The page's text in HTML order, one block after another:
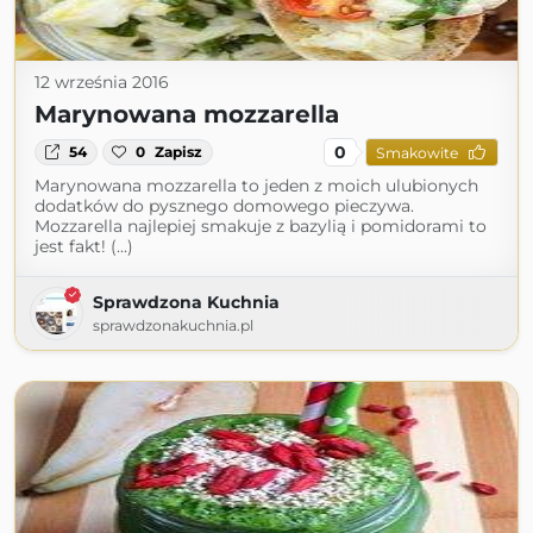
12 września 2016
Marynowana mozzarella
54 0 Zapisz 0 Smakowite
Marynowana mozzarella to jeden z moich ulubionych
dodatków do pysznego domowego pieczywa.
Mozzarella najlepiej smakuje z bazylią i pomidorami to
jest fakt! (...)
Sprawdzona Kuchnia
sprawdzonakuchnia.pl